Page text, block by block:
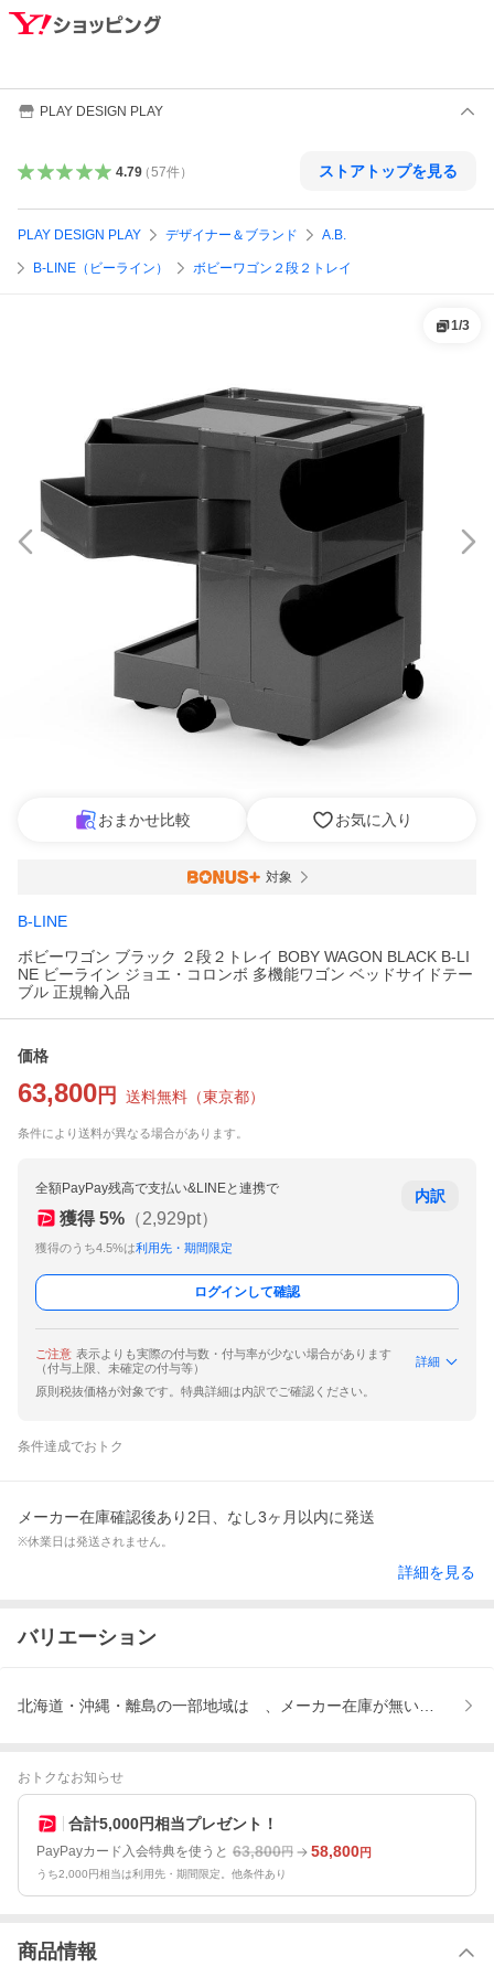
PLAY DESIGN PLAY
4.79（57件） ストアトップを見る
PLAY DESIGN PLAY デザイナー＆ブランド A.B.
B-LINE（ビーライン） ボビーワゴン２段２トレイ
1/3
おまかせ比較 お気に入り
対象
B-LINE
ボビーワゴン ブラック ２段２トレイ BOBY WAGON BLACK B-LI
NE ビーライン ジョエ・コロンボ 多機能ワゴン ベッドサイドテー
ブル 正規輸入品
価格
63,800 円 送料無料 （東京都）
条件により送料が異なる場合があります。
全額PayPay残高で支払い&LINEと連携で
獲得 5% （2,929pt）
獲得のうち4.5%は利用先・期間限定
内訳
ログインして確認
ご注意 表示よりも実際の付与数・付与率が少ない場合があります
（付与上限、未確定の付与等）
詳細
原則税抜価格が対象です。特典詳細は内訳でご確認ください。
条件達成でおトク
メーカー在庫確認後あり2日、なし3ヶ月以内に発送
※休業日は発送されません。
詳細を見る
バリエーション
北海道・沖縄・離島の一部地域は 、メーカー在庫が無い場合、
おトクなお知らせ
合計5,000円相当プレゼント！
PayPayカード入会特典を使うと 63,800円 58,800円
うち2,000円相当は利用先・期間限定。他条件あり
商品情報